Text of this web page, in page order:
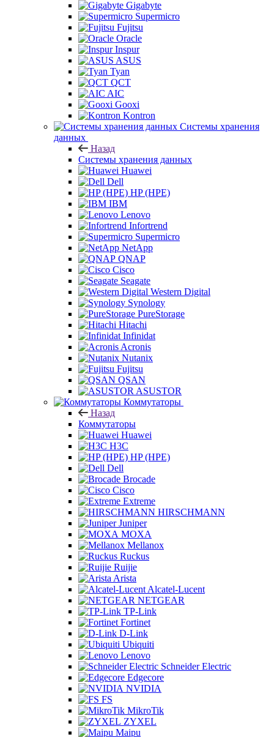
Gigabyte
Supermicro
Fujitsu
Oracle
Inspur
ASUS
Tyan
QCT
AIC
Gooxi
Kontron
Системы хранения
данных
Назад
Системы хранения данных
Huawei
Dell
HP (HPE)
IBM
Lenovo
Infortrend
Supermicro
NetApp
QNAP
Cisco
Seagate
Western Digital
Synology
PureStorage
Hitachi
Infinidat
Acronis
Nutanix
Fujitsu
QSAN
ASUSTOR
Коммутаторы
Назад
Коммутаторы
Huawei
H3C
HP (HPE)
Dell
Brocade
Cisco
Extreme
HIRSCHMANN
Juniper
MOXA
Mellanox
Ruckus
Ruijie
Arista
Alcatel-Lucent
NETGEAR
TP-Link
Fortinet
D-Link
Ubiquiti
Lenovo
Schneider Electric
Edgecore
NVIDIA
FS
MikroTik
ZYXEL
Maipu